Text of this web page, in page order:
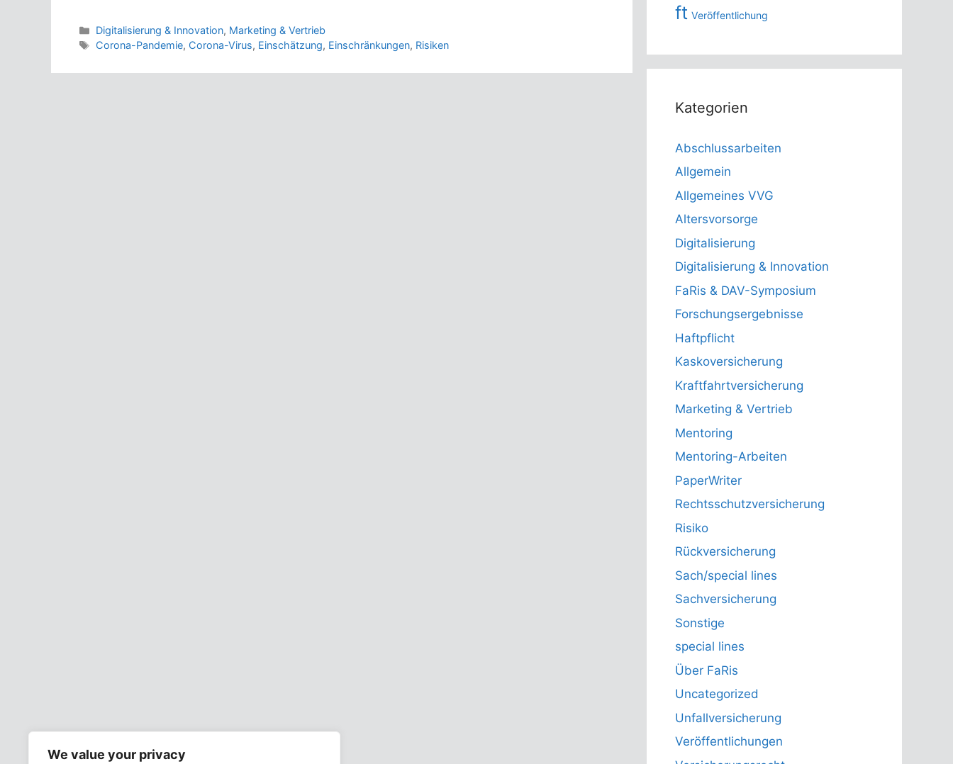
We value your privacy
Kategorien
Digitalisierung & Innovation, Marketing & Vertrieb
Schlagwörter
Corona-Pandemie, Corona-Virus, Einschätzung, Einschränkungen, Risiken
ft Veröffentlichung
Kategorien
Abschlussarbeiten
Allgemein
Allgemeines VVG
Altersvorsorge
Digitalisierung
Digitalisierung & Innovation
FaRis & DAV-Symposium
Forschungsergebnisse
Haftpflicht
Kaskoversicherung
Kraftfahrtversicherung
Marketing & Vertrieb
Mentoring
Mentoring-Arbeiten
PaperWriter
Rechtsschutzversicherung
Risiko
Rückversicherung
Sach/special lines
Sachversicherung
Sonstige
special lines
Über FaRis
Uncategorized
Unfallversicherung
Veröffentlichungen